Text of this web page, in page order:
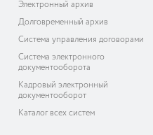
Электронный архив
Долговременный архив
Система управления договорами
Система электронного
документооборота
Кадровый электронный
документооборот
Каталог всех систем